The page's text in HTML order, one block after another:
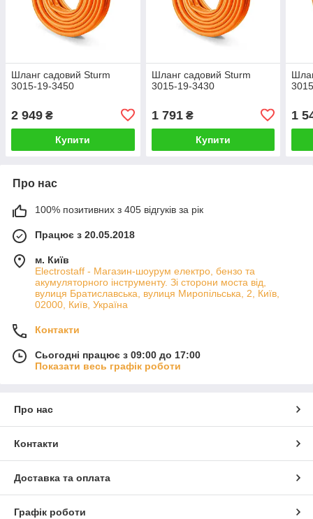
Шланг садовий Sturm
3015-19-3450
2 949 ₴
Купити
Шланг садовий Sturm
3015-19-3430
1 791₴
Купити
1
Про нас
100% позитивних з 405 відгуків за рік
Працює з 20.05.2018
м. Київ
Electrostaff - Магазин-шоурум електро, бензо та
акумуляторного інструменту. Зі сторони моста від,
вулиця Братиславська, вулиця Миропільська, 2, Київ,
02000, Київ, Україна
Контакти
Сьогодні працює з 09:00 до 17:00
Показати весь графік роботи
Про нас
Контакти
Доставка та оплата
Графік роботи